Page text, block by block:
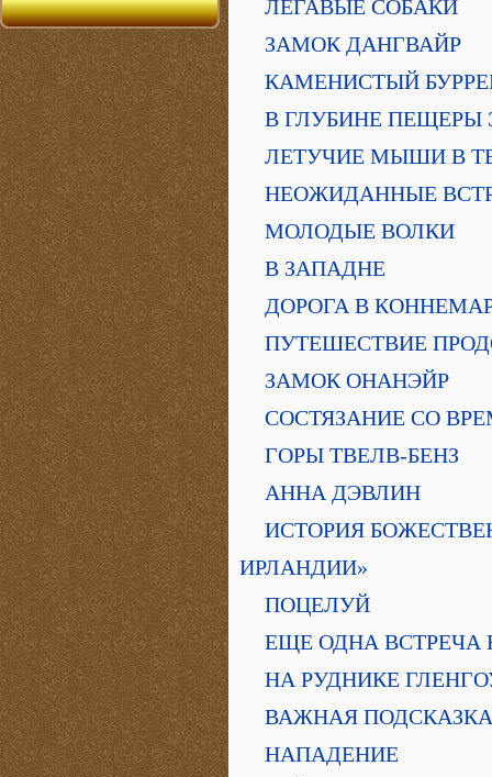
ЛЕГАВЫЕ СОБАКИ
ЗАМОК ДАНГВАЙР
КАМЕНИСТЫЙ
В ГЛУБИНЕ ПЕЩЕРЫ
ЛЕТУЧИЕ МЫШИ В
НЕОЖИДАННЫЕ
МОЛОДЫЕ ВОЛКИ
В ЗАПАДНЕ
ДОРОГА В
ПУТЕШЕСТВИЕ
ЗАМОК ОНАНЭЙР
СОСТЯЗАНИЕ СО
ГОРЫ ТВЕЛВ-БЕНЗ
АННА ДЭВЛИН
ИСТОРИЯ
ИРЛАНДИИ»
ПОЦЕЛУЙ
ЕЩЕ ОДНА
НА РУДНИКЕ
ВАЖНАЯ ПОДСКАЗКА
НАПАДЕНИЕ